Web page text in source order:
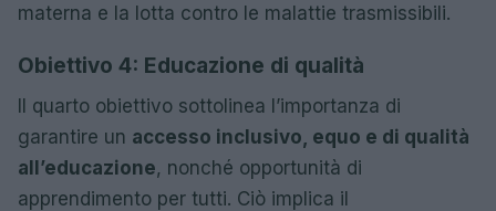
materna e la lotta contro le malattie trasmissibili.
Obiettivo 4: Educazione di qualità
Il quarto obiettivo sottolinea l’importanza di
garantire un accesso inclusivo, equo e di qualità
all’educazione, nonché opportunità di
apprendimento per tutti. Ciò implica il